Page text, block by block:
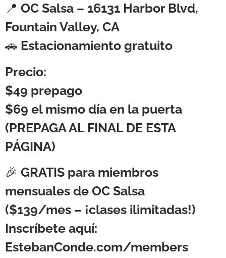
📍 OC Salsa – 16131 Harbor Blvd,
Fountain Valley, CA
🚗 Estacionamiento gratuito
Precio:
$49 prepago
$69 el mismo día en la puerta
(PREPAGA AL FINAL DE ESTA
PÁGINA)
🎉 GRATIS para miembros
mensuales de OC Salsa
($139/mes – ¡clases ilimitadas!)
Inscríbete aquí:
EstebanConde.com/members